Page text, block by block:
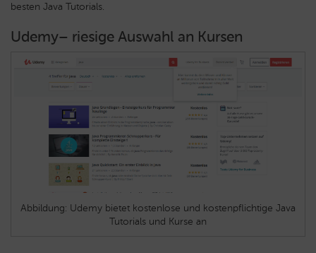
besten Java Tutorials.
Udemy– riesige Auswahl an Kursen
Abbildung: Udemy bietet kostenlose und kostenpflichtige Java
Tutorials und Kurse an